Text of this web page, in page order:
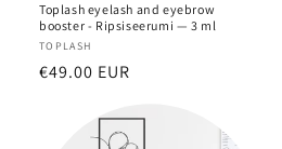
Toplash eyelash and eyebrow
booster - Ripsiseerumi — 3 ml
Myyjä:
TOPLASH
Normaalihinta
€49.00 EUR